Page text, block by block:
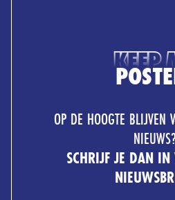
KEEP
OP DE HOOGTE BLIJVEN
NIEUWS?
SCHRIJF JE DAN